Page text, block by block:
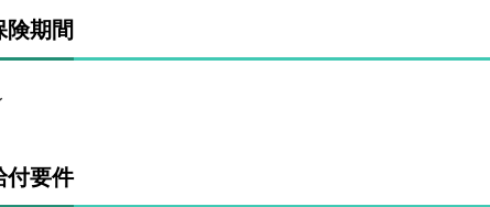
険期間
付要件